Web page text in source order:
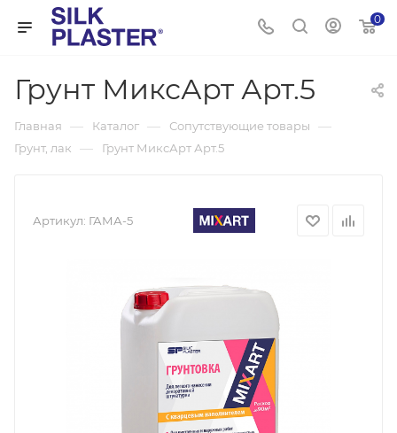
0
Грунт МиксАрт Арт.5
Главная — Каталог — Сопутствующие товары —
Грунт, лак — Грунт МиксАрт Арт.5
Артикул: ГАМА-5